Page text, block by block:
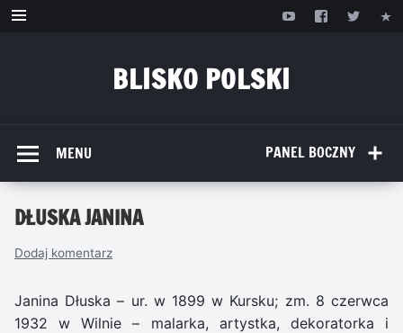
Przejdź
BLISKO POLSKI
PANEL BOCZNY
MENU
DŁUSKA JANINA
Dodaj komentarz
Janina Dłuska – ur. w 1899 w Kursku; zm. 8 czerwca
1932 w Wilnie – malarka, artystka, dekoratorka i